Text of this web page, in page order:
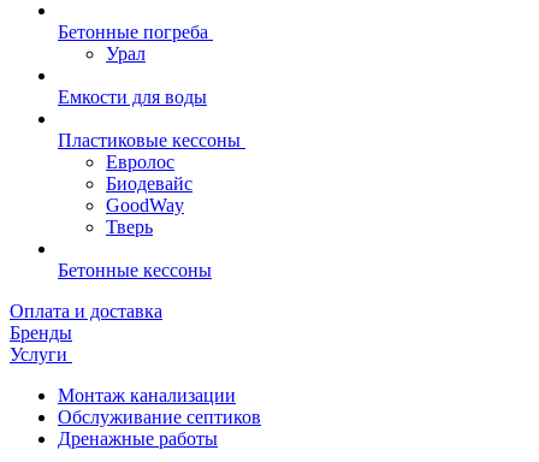
Бетонные погреба
Урал
Емкости для воды
Пластиковые кессоны
Евролос
Биодевайс
GoodWay
Тверь
Бетонные кессоны
Оплата и доставка
Бренды
Услуги
Монтаж канализации
Обслуживание септиков
Дренажные работы